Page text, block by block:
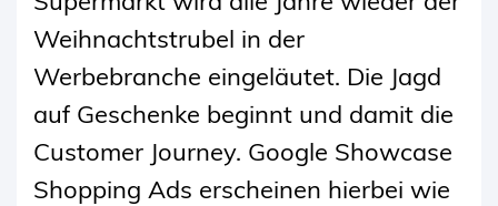
Weihnachtstrubel in der
Werbebranche eingeläutet. Die Jagd
auf Geschenke beginnt und damit die
Customer Journey. Google Showcase
Shopping Ads erscheinen hierbei wie